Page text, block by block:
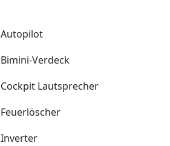
Autopilot
Bimini-Verdeck
Cockpit Lautsprecher
Feuerlöscher
Inverter